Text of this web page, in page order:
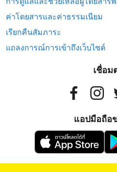
ค่าโดยสารและค่าธรรมเนียม
เรียกคืนสัมภาระ
แถลงการณ์การเข้าถึงเว็บไซต์
เชื่อม
แอปมือถือ